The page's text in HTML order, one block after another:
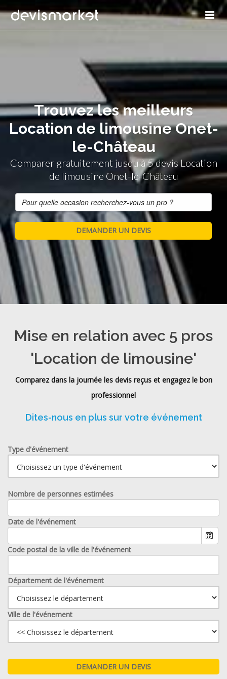
Trouvez les meilleurs
Location de limousine Onet-
le-Château
Comparer gratuitement jusqu'à 5 devis Location
de limousine Onet-le-Château
Mise en relation avec 5 pros
'Location de limousine'
Comparez dans la journée les devis reçus et engagez le bon
professionnel
Dites-nous en plus sur votre événement
Type d'événement
Nombre de personnes estimées
Date de l'événement
Code postal de la ville de l'événement
Département de l'événement
Ville de l'événement